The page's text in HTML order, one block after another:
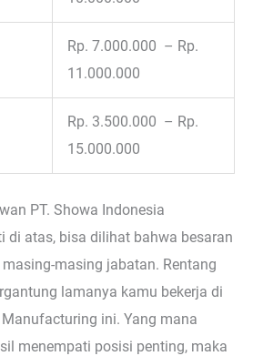
Rp. 7.000.000 – Rp.
11.000.000
Rp. 3.500.000 – Rp.
15.000.000
PT. Showa Indonesia
di atas, bisa dilihat bahwa besaran
masing jabatan. Rentang
lamanya kamu bekerja di
ini. Yang mana
menempati posisi penting, maka